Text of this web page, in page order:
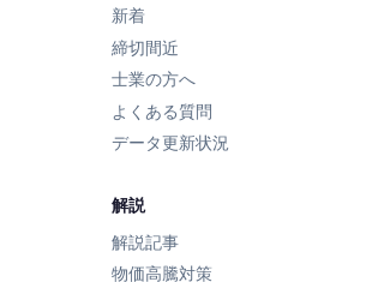
新着
締切間近
士業の方へ
よくある質問
データ更新状況
解説
解説記事
物価高騰対策